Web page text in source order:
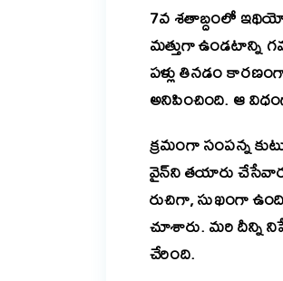
7వ శతాబ్దంలో
మత్తుగా ఉండటాన్ని
పళ్లు తినడం
అనిపించింది. ఆ
క్రమంగా సంపన్న
వైన్‌ని తయారు
రుచిగా, సుఖంగా
చూశారు. మరి దీన్ని
చేరింది.